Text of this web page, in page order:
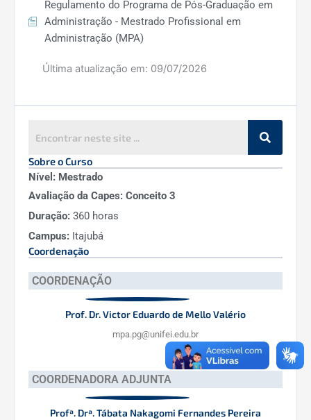
Regulamento do Programa de Pós-Graduação em
Administração - Mestrado Profissional em
Administração (MPA)
Última atualização em: 09/07/2026
Sobre o Curso
Nível: Mestrado
Avaliação da Capes: Conceito 3
Duração: 360 horas
Campus: Itajubá
Coordenação
COORDENAÇÃO
Prof. Dr. Victor Eduardo de Mello Valério
mpa.pg@unifei.edu.br
COORDENADORA ADJUNTA
Profª. Drª. Tábata Nakagomi Fernandes Pereira